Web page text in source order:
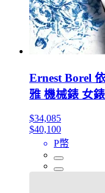
Ernest Borel
雅 機械錶 女
$34,085
$40,100
P幣